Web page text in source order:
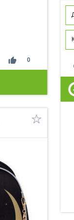
thumb_up 0